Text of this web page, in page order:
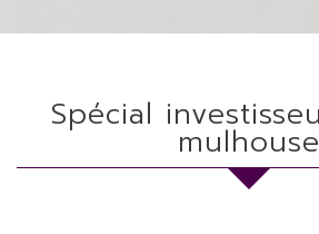
spécial investisseurs! studio
mulhouse